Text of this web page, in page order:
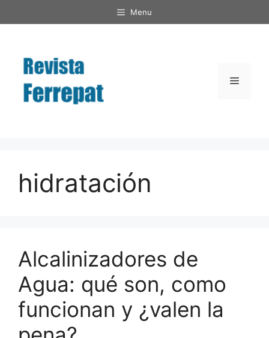
al
Menu
Menú
hidratación
Alcalinizadores de
Agua: qué son, como
funcionan y ¿valen la